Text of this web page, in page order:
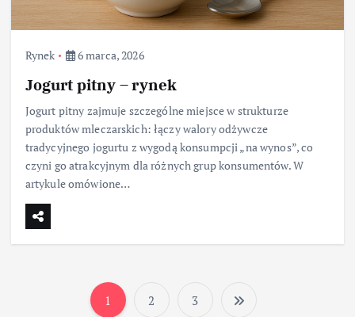
Rynek 6 marca, 2026
Jogurt pitny – rynek
Jogurt pitny zajmuje szczególne miejsce w strukturze
produktów mleczarskich: łączy walory odżywcze
tradycyjnego jogurtu z wygodą konsumpcji „na wynos”, co
czyni go atrakcyjnym dla różnych grup konsumentów. W
artykule omówione…
1 2 3